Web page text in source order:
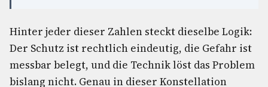
Hinter jeder dieser Zahlen steckt dieselbe Logik:
Der Schutz ist rechtlich eindeutig, die Gefahr ist
messbar belegt, und die Technik löst das Problem
bislang nicht. Genau in dieser Konstellation